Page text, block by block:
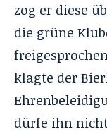
zog er diese
die grüne
klagte der
dürfe ihn